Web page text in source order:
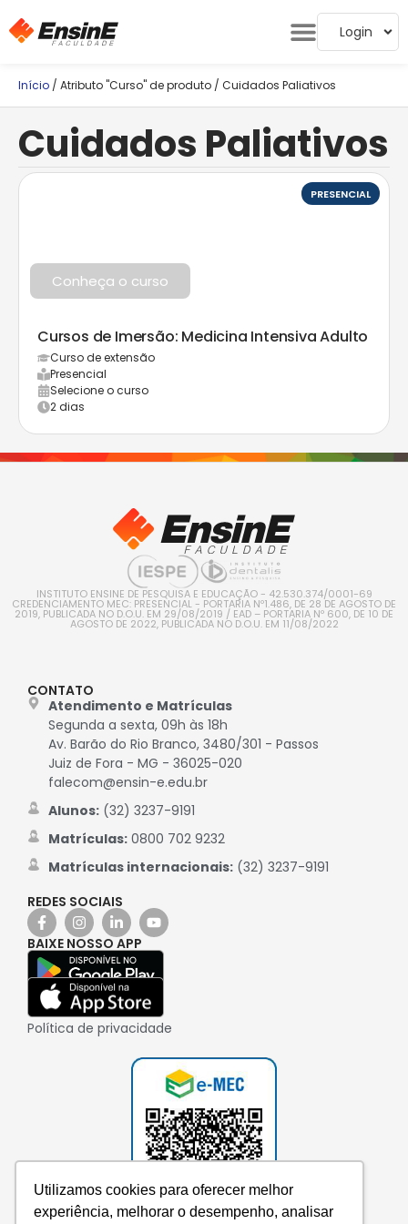
Utilizamos cookies para oferecer melhor
experiência, melhorar o desempenho, analisar
Login
Início / Atributo "Curso" de produto / Cuidados Paliativos
Cuidados Paliativos
Conheça o curso
PRESENCIAL
Cursos de Imersão: Medicina Intensiva Adulto
Curso de extensão
Presencial
Selecione o curso
2 dias
INSTITUTO ENSINE DE PESQUISA E EDUCAÇÃO - 42.530.374/0001-69
CREDENCIAMENTO MEC: PRESENCIAL - PORTARIA Nº1.486, DE 28 DE AGOSTO DE
2019, PUBLICADA NO D.O.U. EM 29/08/2019 / EAD – PORTARIA Nº 600, DE 10 DE
AGOSTO DE 2022, PUBLICADA NO D.O.U. EM 11/08/2022
CONTATO
Atendimento e Matrículas
Segunda a sexta, 09h às 18h
Av. Barão do Rio Branco, 3480/301 - Passos
Juiz de Fora - MG - 36025-020
falecom@ensin-e.edu.br
Alunos:(32) 3237-9191
Matrículas:0800 702 9232
Matrículas internacionais:(32) 3237-9191
REDES SOCIAIS
BAIXE NOSSO APP
Política de privacidade